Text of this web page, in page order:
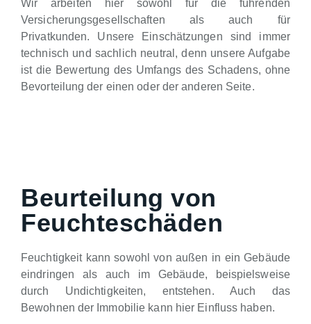
Wir arbeiten hier sowohl für die führenden
Versicherungsgesellschaften als auch für
Privatkunden. Unsere Einschätzungen sind immer
technisch und sachlich neutral, denn unsere Aufgabe
ist die Bewertung des Umfangs des Schadens, ohne
Bevorteilung der einen oder der anderen Seite.
Beurteilung von
Feuchteschäden
Feuchtigkeit kann sowohl von außen in ein Gebäude
eindringen als auch im Gebäude, beispielsweise
durch Undichtigkeiten, entstehen. Auch das
Bewohnen der Immobilie kann hier Einfluss haben.